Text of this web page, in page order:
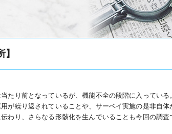
たり前となっているが、機能不全の段階に入っている
が繰り返されていることや、サーベイ実施の是非自体
わり、さらなる形骸化を生んでいることも今回の調査